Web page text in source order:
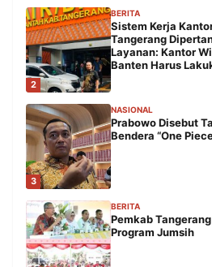
2
BERITA
Sistem Kerja
Tangerang
Layanan: Kantor
Banten Harus
3
NASIONAL
Prabowo Disebut
Bendera “One
BERITA
Pemkab
Program Jumsih